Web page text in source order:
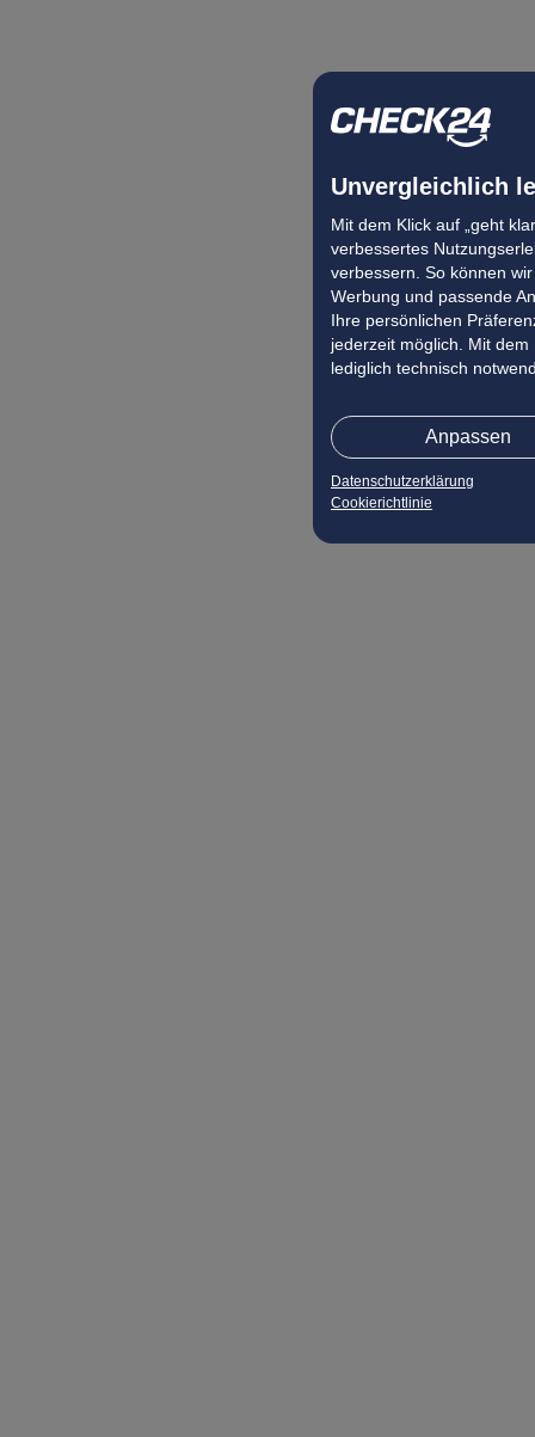
Unvergleichlich
Mit dem Klick auf „geht
verbessertes
verbessern. So können
Werbung und passende
Ihre persönlichen
jederzeit möglich. Mit dem
lediglich technisch
Anpassen
Datenschutzerklärung
Cookierichtlinie